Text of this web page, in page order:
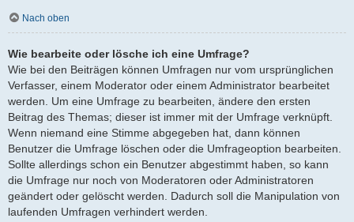
Nach oben
Wie bearbeite oder lösche ich eine Umfrage?
Wie bei den Beiträgen können Umfragen nur vom ursprünglichen
Verfasser, einem Moderator oder einem Administrator bearbeitet
werden. Um eine Umfrage zu bearbeiten, ändere den ersten
Beitrag des Themas; dieser ist immer mit der Umfrage verknüpft.
Wenn niemand eine Stimme abgegeben hat, dann können
Benutzer die Umfrage löschen oder die Umfrageoption bearbeiten.
Sollte allerdings schon ein Benutzer abgestimmt haben, so kann
die Umfrage nur noch von Moderatoren oder Administratoren
geändert oder gelöscht werden. Dadurch soll die Manipulation von
laufenden Umfragen verhindert werden.